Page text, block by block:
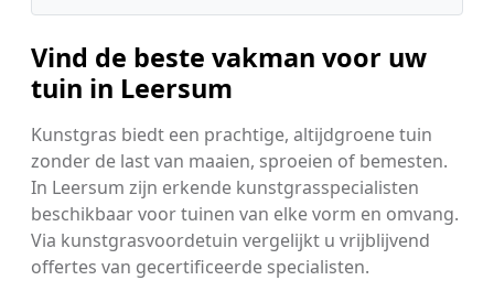
Vind de beste vakman voor uw
tuin in Leersum
Kunstgras biedt een prachtige, altijdgroene tuin
zonder de last van maaien, sproeien of bemesten.
In Leersum zijn erkende kunstgrasspecialisten
beschikbaar voor tuinen van elke vorm en omvang.
Via kunstgrasvoordetuin vergelijkt u vrijblijvend
offertes van gecertificeerde specialisten.